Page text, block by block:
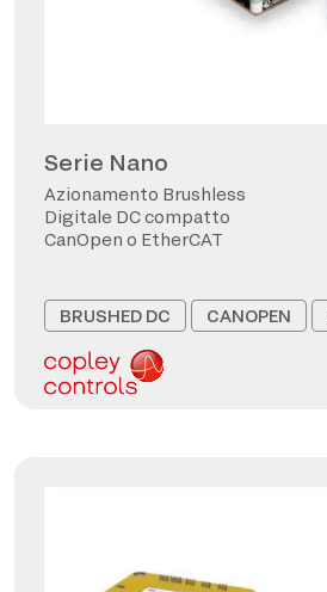
Serie Nano
Azionamento Brushless
Digitale DC compatto
CanOpen o EtherCAT
BRUSHED DC CANOPEN